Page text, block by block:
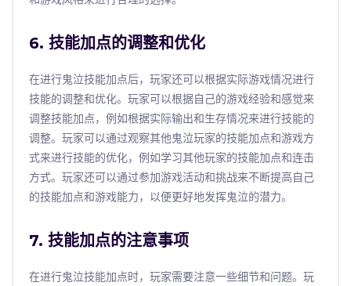
6. 技能加点的调整和优化
在进行鬼泣技能加点后，玩家还可以根据实际游戏情况进行
技能的调整和优化。玩家可以根据自己的游戏经验和感觉来
调整技能加点，例如根据实际输出和生存情况来进行技能的
调整。玩家可以通过观察其他鬼泣玩家的技能加点和游戏方
式来进行技能的优化，例如学习其他玩家的技能加点和连击
方式。玩家还可以通过参加游戏活动和挑战来不断提高自己
的技能加点和游戏能力，以便更好地发挥鬼泣的潜力。
7. 技能加点的注意事项
在进行鬼泣技能加点时，玩家需要注意一些细节和问题。玩